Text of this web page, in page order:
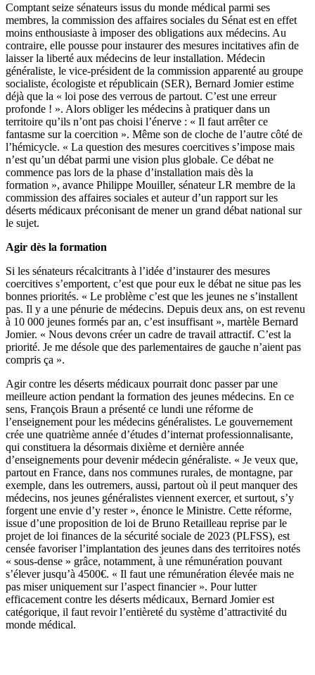
Comptant seize sénateurs issus du monde médical parmi ses
membres, la commission des affaires sociales du Sénat est en effet
moins enthousiaste à imposer des obligations aux médecins. Au
contraire, elle pousse pour instaurer des mesures incitatives afin de
laisser la liberté aux médecins de leur installation. Médecin
généraliste, le vice-président de la commission apparenté au groupe
socialiste, écologiste et républicain (SER), Bernard Jomier estime
déjà que la « loi pose des verrous de partout. C’est une erreur
profonde ! ». Alors obliger les médecins à pratiquer dans un
territoire qu’ils n’ont pas choisi l’énerve : « Il faut arrêter ce
fantasme sur la coercition ». Même son de cloche de l’autre côté de
l’hémicycle. « La question des mesures coercitives s’impose mais
n’est qu’un débat parmi une vision plus globale. Ce débat ne
commence pas lors de la phase d’installation mais dès la
formation », avance Philippe Mouiller, sénateur LR membre de la
commission des affaires sociales et auteur d’un rapport sur les
déserts médicaux préconisant de mener un grand débat national sur
le sujet.
Agir dès la formation
Si les sénateurs récalcitrants à l’idée d’instaurer des mesures
coercitives s’emportent, c’est que pour eux le débat ne situe pas les
bonnes priorités. « Le problème c’est que les jeunes ne s’installent
pas. Il y a une pénurie de médecins. Depuis deux ans, on est revenu
à 10 000 jeunes formés par an, c’est insuffisant », martèle Bernard
Jomier. « Nous devons créer un cadre de travail attractif. C’est la
priorité. Je me désole que des parlementaires de gauche n’aient pas
compris ça ».
Agir contre les déserts médicaux pourrait donc passer par une
meilleure action pendant la formation des jeunes médecins. En ce
sens, François Braun a présenté ce lundi une réforme de
l’enseignement pour les médecins généralistes. Le gouvernement
crée une quatrième année d’études d’internat professionnalisante,
qui constituera la désormais dixième et dernière année
d’enseignements pour devenir médecin généraliste. « Je veux que,
partout en France, dans nos communes rurales, de montagne, par
exemple, dans les outremers, aussi, partout où il peut manquer des
médecins, nos jeunes généralistes viennent exercer, et surtout, s’y
forgent une envie d’y rester », énonce le Ministre. Cette réforme,
issue d’une proposition de loi de Bruno Retailleau reprise par le
projet de loi finances de la sécurité sociale de 2023 (PLFSS), est
censée favoriser l’implantation des jeunes dans des territoires notés
« sous-dense » grâce, notamment, à une rémunération pouvant
s’élever jusqu’à 4500€. « Il faut une rémunération élevée mais ne
pas miser uniquement sur l’aspect financier ». Pour lutter
efficacement contre les déserts médicaux, Bernard Jomier est
catégorique, il faut revoir l’entièreté du système d’attractivité du
monde médical.